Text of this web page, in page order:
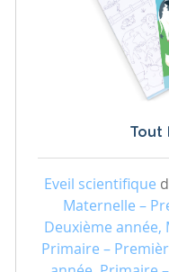
Tout
Eveil scientifique
Maternelle –
Deuxième année,
Primaire –